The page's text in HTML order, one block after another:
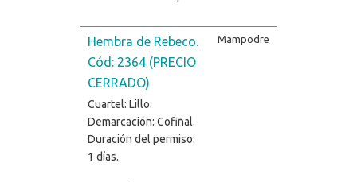
Hembra de Rebeco.
Cód: 2364 (PRECIO
CERRADO)
Cuartel: Lillo.
Demarcación: Cofiñal.
Duración del permiso:
1 días.
Mampodre